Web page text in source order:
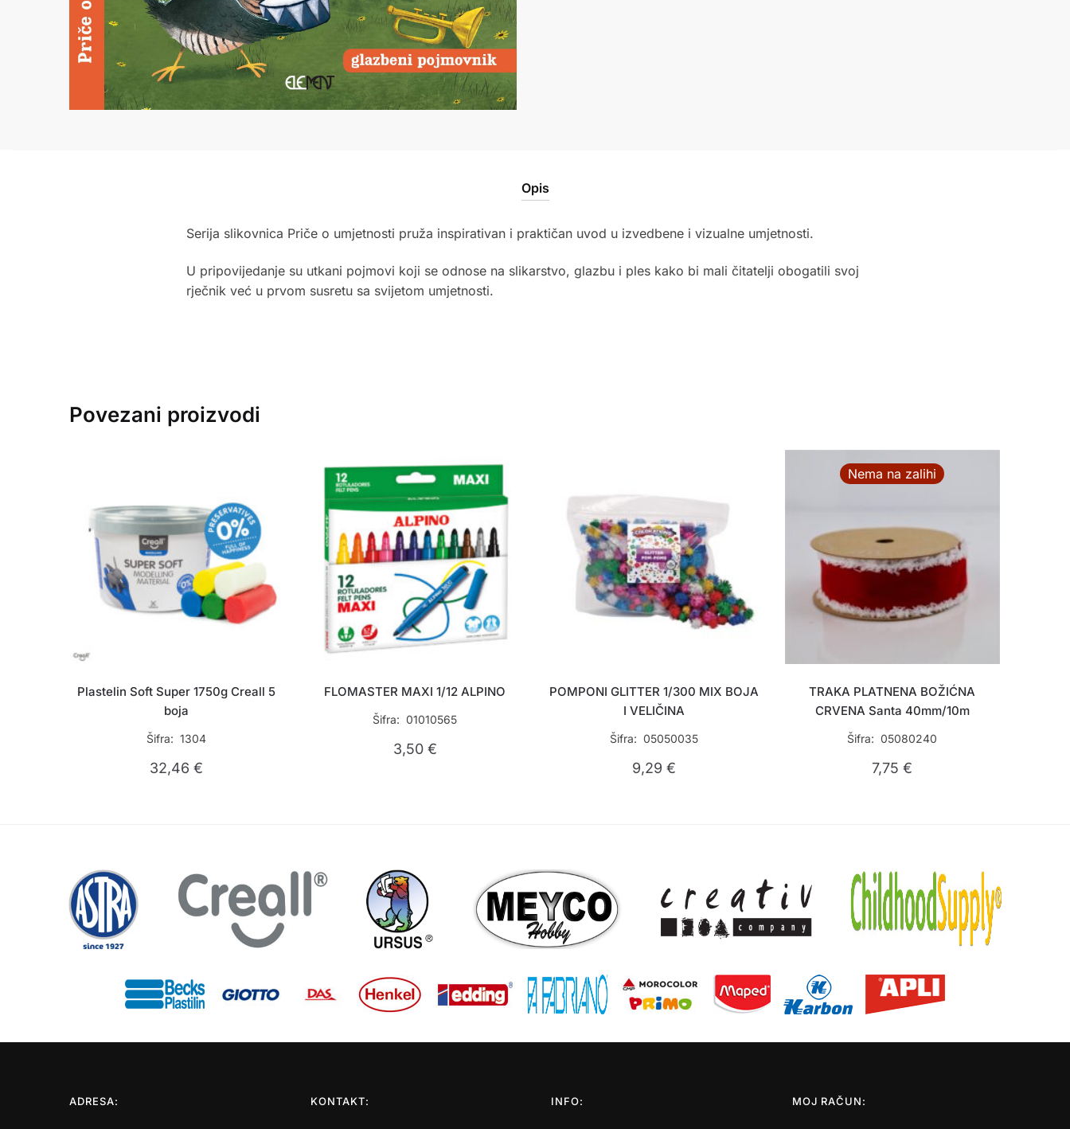
Opis
Serija slikovnica Priče o umjetnosti pruža inspirativan i praktičan uvod u izvedbene i vizualne umjetnosti.
U pripovijedanje su utkani pojmovi koji se odnose na slikarstvo, glazbu i ples kako bi mali čitatelji obogatili svoj
rječnik već u prvom susretu sa svijetom umjetnosti.
Povezani proizvodi
Plastelin Soft Super 1750g Creall 5
boja
Šifra: 1304
32,46€
FLOMASTER MAXI 1/12 ALPINO
Šifra: 01010565
3,50 €
POMPONI GLITTER 1/300 MIX BOJA
I VELIČINA
Šifra: 05050035
9,29 €
Nema na zalihi
TRAKA PLATNENA BOŽIĆNA
CRVENA Santa 40mm/10m
Šifra: 05080240
7,75€
ADRESA: KONTAKT: INFO: MOJ RAČUN: